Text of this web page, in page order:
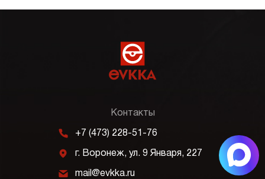
Контакты
m +7 (473) 228-51-76
j г. Воронеж, ул. 9 Января, 227
k mail@evkka.ru